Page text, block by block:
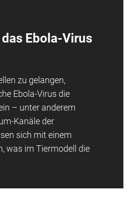
Ebola-Virus
zu gelangen,
Ebola-Virus die
– unter anderem
Kanäle der
sich mit einem
was im Tiermodell die